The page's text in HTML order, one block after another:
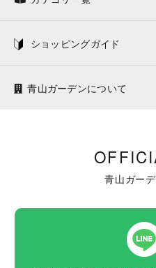
ショッピングガイド
青山ガーデンについて
青山ガー